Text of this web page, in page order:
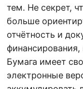
тем. Не секрет,
больше
отчётность и
Бумага имеет
электронные